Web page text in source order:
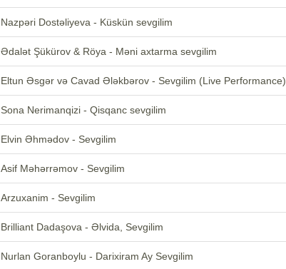
Nazpəri Dostəliyeva - Küskün sevgilim
Ədalət Şükürov & Röya - Məni axtarma sevgilim
Eltun Əsgər və Cavad Ələkbərov - Sevgilim (Live Performance)
Sona Nerimanqizi - Qisqanc sevgilim
Elvin Əhmədov - Sevgilim
Asif Məhərrəmov - Sevgilim
Arzuxanim - Sevgilim
Brilliant Dadaşova - Əlvida, Sevgilim
Nurlan Goranboylu - Darixiram Ay Sevgilim